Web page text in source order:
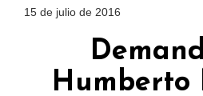
15 de julio de 2016
Humberto